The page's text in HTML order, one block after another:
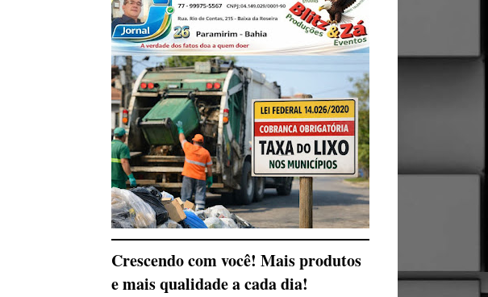
Crescendo com você! Mais produtos
e mais qualidade a cada dia!